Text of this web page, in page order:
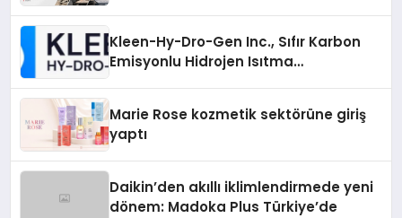
Kleen-Hy-Dro-Gen Inc., Sıfır Karbon
Emisyonlu Hidrojen Isıtma
Marie Rose kozmetik sektörüne giriş
yaptı
Daikin’den akıllı iklimlendirmede yeni
dönem: Madoka Plus Türkiye’de